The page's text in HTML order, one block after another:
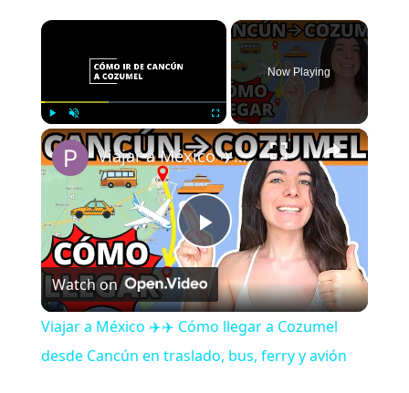
×
Play Unmute Fullscreen
Now Playing
×
P
l
a
Viajar a México ✈️✈️ Cómo llegar a Cozumel desde Cancún en traslado, bus, ferry y avión
Watch on
Viajar a México ✈️✈️ Cómo llegar a Cozumel
desde Cancún en traslado, bus, ferry y avión